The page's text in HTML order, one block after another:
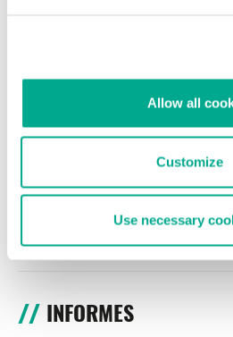
Allow all
Customize
Use necessary
Wardriving en México: preparativos
la Copa Mundial de Fútbol 2026
INFORMES